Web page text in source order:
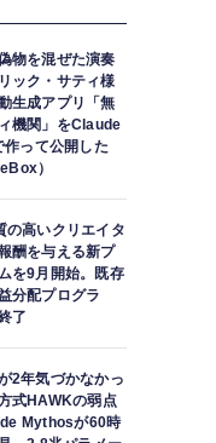
物を混ぜた演奏
ック・サティ様
生成アプリ「無
機関」をClaude
って公開した
）
の高いクリエイタ
酬を与える新プ
を9月開始。既存
分配プログラ
了
2年気づかなかっ
式HAWKの弱点
Mythosが60時